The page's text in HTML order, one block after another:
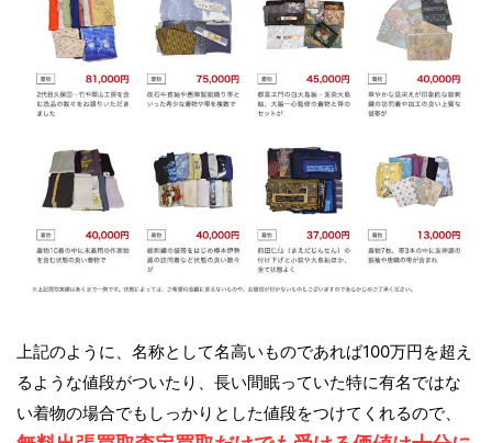
上記のように、名称として名高いものであれば100万円を超え
るような値段がついたり、長い間眠っていた特に有名ではな
い着物の場合でもしっかりとした値段をつけてくれるので、